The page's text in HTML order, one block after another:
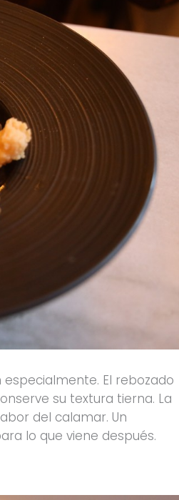
El rebozado
su textura tierna. La
del calamar. Un
lo que viene después.